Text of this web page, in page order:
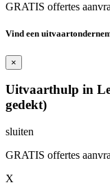
GRATIS offertes
Vind een
×
Uitvaarthulp in
gedekt)
sluiten
GRATIS offertes
X